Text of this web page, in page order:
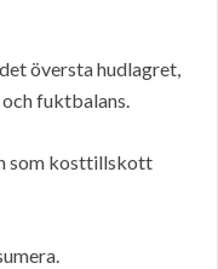
översta hudlagret,
fuktbalans.
som kosttillskott